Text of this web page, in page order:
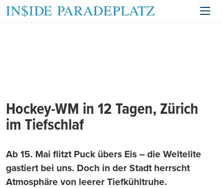
Hockey-WM in 12 Tagen, Zürich
im Tiefschlaf
Ab 15. Mai flitzt Puck übers Eis – die Weltelite
gastiert bei uns. Doch in der Stadt herrscht
Atmosphäre von leerer Tiefkühltruhe.